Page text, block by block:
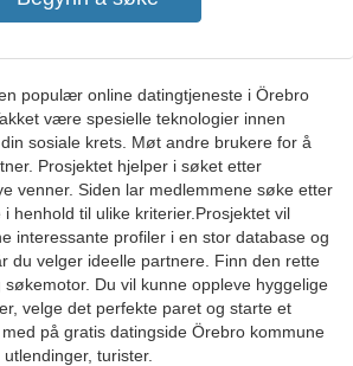
populær online datingtjeneste i Örebro
være spesielle teknologier innen
sosiale krets. Møt andre brukere for å
Prosjektet hjelper i søket etter
venner. Siden lar medlemmene søke etter
henhold til ulike kriterier.Prosjektet vil
interessante profiler i en stor database og
du velger ideelle partnere. Finn den rette
Du vil kunne oppleve hyggelige
velge det perfekte paret og starte et
på gratis datingside Örebro kommune
turister.